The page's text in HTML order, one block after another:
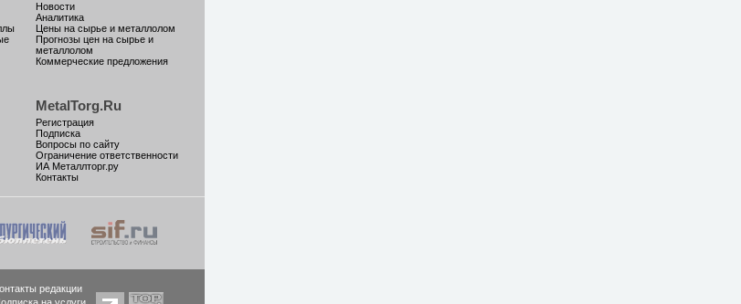
Новости
Аналитика
Цены на сырье и металлолом
Прогнозы цен на сырье и
металлолом
Коммерческие предложения
MetalTorg.Ru
Регистрация
Подписка
Вопросы по сайту
Ограничение ответственности
ИА Металлторг.ру
Контакты
редакции